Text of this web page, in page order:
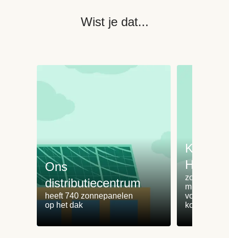
Wist je dat...
Ons
distributiecentrum
heeft 740 zonnepanelen
op het dak
Koken
zorgt voor
minder
koken